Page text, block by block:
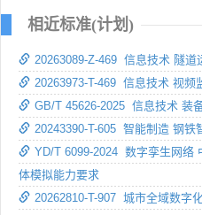
相近标准(计划)
20263089-Z-469 信息技术 隧
20263973-T-469 信息技术 视频
GB/T 45626-2025 信息技术 装
20243390-T-605 智能制造 钢铁
YD/T 6099-2024 数字孪生网络
体模拟能力要求
20262810-T-907 城市全域数字